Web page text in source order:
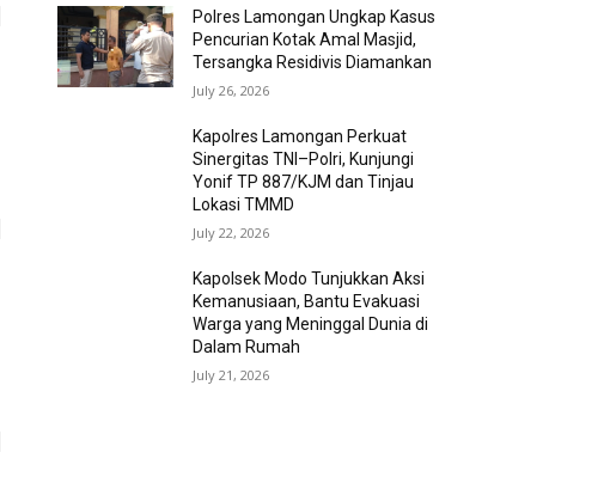
Polres Lamongan Ungkap Kasus
Pencurian Kotak Amal Masjid,
Tersangka Residivis Diamankan
July 26, 2026
Kapolres Lamongan Perkuat
Sinergitas TNI–Polri, Kunjungi
Yonif TP 887/KJM dan Tinjau
Lokasi TMMD
July 22, 2026
Kapolsek Modo Tunjukkan Aksi
Kemanusiaan, Bantu Evakuasi
Warga yang Meninggal Dunia di
Dalam Rumah
July 21, 2026